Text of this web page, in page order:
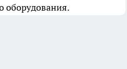
оборудования.